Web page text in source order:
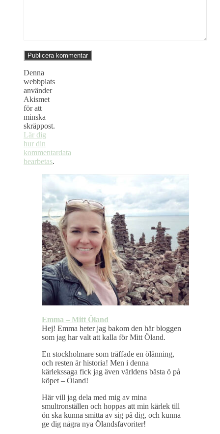
Denna
webbplats
använder
Akismet
för att
minska
skräppost.
Lär dig
hur din
kommentardata
bearbetas.
Emma – Mitt Öland
Hej! Emma heter jag bakom den här bloggen
som jag har valt att kalla för Mitt Öland.
En stockholmare som träffade en ölänning,
och resten är historia! Men i denna
kärlekssaga fick jag även världens bästa ö på
köpet – Öland!
Här vill jag dela med mig av mina
smultronställen och hoppas att min kärlek till
ön ska kunna smitta av sig på dig, och kunna
ge dig några nya Ölandsfavoriter!